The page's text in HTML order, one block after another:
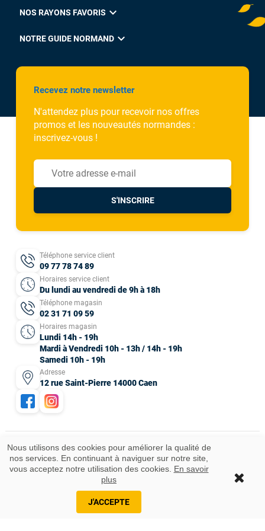
NOS RAYONS FAVORIS expand_more
NOTRE GUIDE NORMAND expand_more
Recevez notre newsletter
N'attendez plus pour recevoir nos offres
promos et les nouveautés normandes :
inscrivez-vous !
S'INSCRIRE
Téléphone service client
09 77 78 74 89
Horaires service client
Du lundi au vendredi de 9h à 18h
Téléphone magasin
02 31 71 09 59
Horaires magasin
Lundi 14h - 19h
Mardi à Vendredi 10h - 13h / 14h - 19h
Samedi 10h - 19h
Adresse
12 rue Saint-Pierre 14000 Caen
Nous utilisons des cookies pour améliorer la qualité de
nos services. En continuant à naviguer sur notre site,
vous acceptez notre utilisation des cookies. En savoir
plus
J'ACCEPTE
Mentions légales CGV Données personnelles